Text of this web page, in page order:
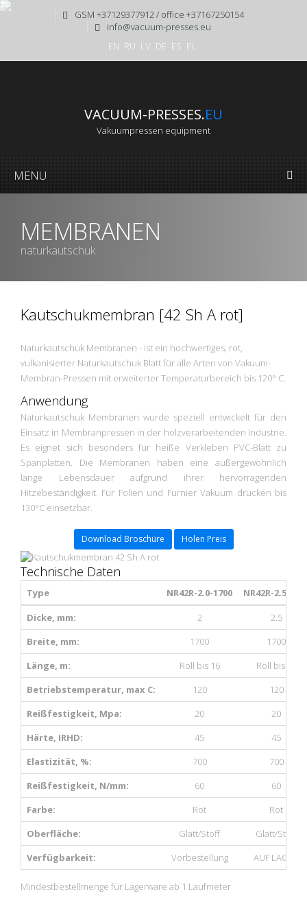
GSM +37129377912 / office +37167250154
info@vacuum-presses.eu
EN RU LV DE ES PL
VACUUM-PRESSES.EU
Vakuumpressen equipment
MENU
MEMBRANEN
naturkautschuk
Kautschukmembran [42 Sh A rot]
Naturkautschuk Membranen - ist ein hochwertiges, rot,
vulkanisierter Naturkautschuk Blatt für alle Arten von Vakuum-
Membran-Pressen mit erweiterter Temperaturbereich bis 120° C.
Anwendung
Naturkautschuk Membranen wurde speziell entwickelt für den
Einsatz in Membranpressen in der holzverarbeitenden Industrie.
Es eignet sich besonders für heiße Verkleben PVC-Blatt zu
Spanplatten. Die Membranen haben eine außergewöhnlich
lange Lebensdauer aufgrund ihrer hervorragenden
Hitzebeständigkeit. Für Folien und Furnier Vakuum drücken bis
130°C einsetzbar.
Download Broschüre Holen Preis
Technische Daten
Type NR42R-2.0-1700
NR42R-2.5-
Dicke, mm:
2
2.5
Breite, mm:
1700
1700
Länge, m:
Roll bis 16
Roll bis 16
Betriebstemperatur, max C:
120
120
Reißfestigkeit, Mpa:
20
20
Härte, IRHD:
45
45
Elastizität, %:
700
700
Reißfestigkeit, N/mm:
60
60
Farbe:
Rot
Rot
Oberfläche:
Glatt/Stoff
Glatt/Stoff
Verfügbarkeit:
Vorbestellung AUF LAGER
Mindestbestellmenge für Lagerware ab 1 Laufmeter